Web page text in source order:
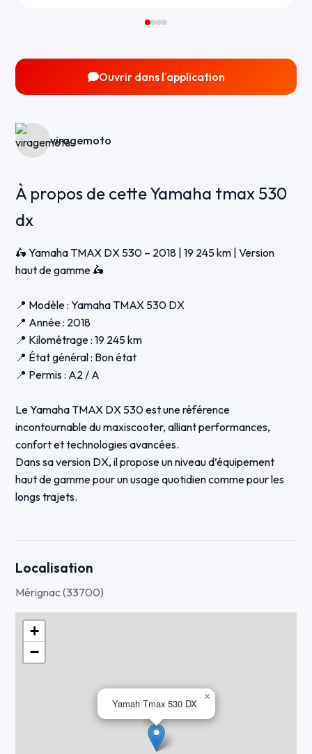
Ouvrir dans l'application
viragemoto
À propos de cette Yamaha tmax 530
dx
🛵 Yamaha TMAX DX 530 – 2018 | 19 245 km | Version
haut de gamme 🛵
📍 Modèle : Yamaha TMAX 530 DX
📍 Année : 2018
📍 Kilométrage : 19 245 km
📍 État général : Bon état
📍 Permis : A2 / A
Le Yamaha TMAX DX 530 est une référence
incontournable du maxiscooter, alliant performances,
confort et technologies avancées.
Dans sa version DX, il propose un niveau d’équipement
haut de gamme pour un usage quotidien comme pour les
longs trajets.
✔ Poignées chauffantes
✔ Modes de conduite
✔ Traction control
✔ Démarrage sans clé (Smart Key)
✔ Kilométrage maîtrisé
✔ Scooter propre et bien entretenu
✔ Fonctionnement parfait
Localisation
Mérignac (33700)
Yamah Tmax 530 DX
×
+
−